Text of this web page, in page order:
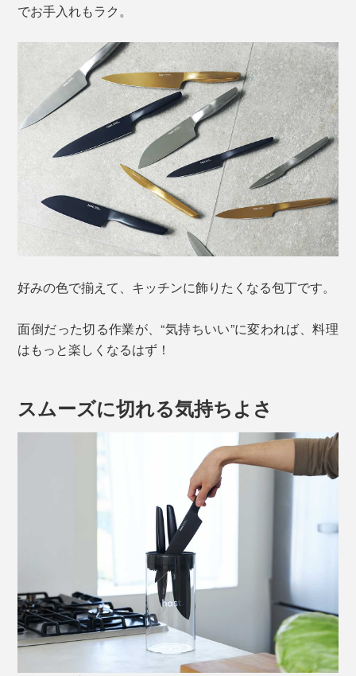
でお手入れもラク。
好みの色で揃えて、キッチンに飾りたくなる包丁です。
面倒だった切る作業が、“気持ちいい”に変われば、料理
はもっと楽しくなるはず！
スムーズに切れる気持ちよさ